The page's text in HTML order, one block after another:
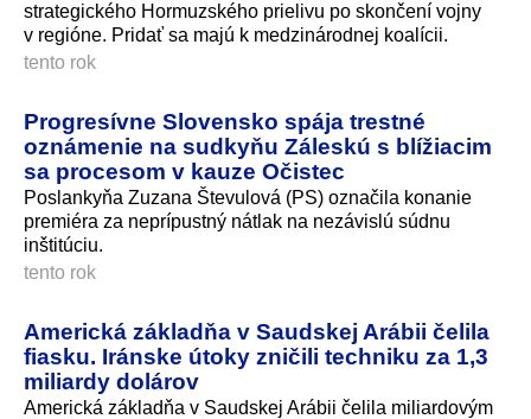
strategického Hormuzského prielivu po skončení vojny
v regióne. Pridať sa majú k medzinárodnej koalícii.
tento rok
Progresívne Slovensko spája trestné
oznámenie na sudkyňu Záleskú s blížiacim
sa procesom v kauze Očistec
Poslankyňa Zuzana Števulová (PS) označila konanie
premiéra za neprípustný nátlak na nezávislú súdnu
inštitúciu.
tento rok
Americká základňa v Saudskej Arábii čelila
fiasku. Iránske útoky zničili techniku za 1,3
miliardy dolárov
Americká základňa v Saudskej Arábii čelila miliardovým